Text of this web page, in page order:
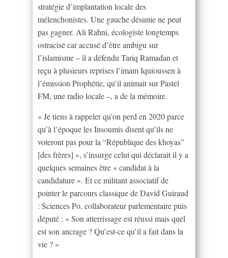
stratégie d’implantation locale des
mélenchonistes. Une gauche désunie ne peut
pas gagner. Ali Rahni, écologiste longtemps
ostracisé car accusé d’être ambigu sur
l’islamisme – il a défendu Tariq Ramadan et
reçu à plusieurs reprises l’imam Iquioussen à
l’émission Prophétie, qu’il animait sur Pastel
FM, une radio locale –, a de la mémoire.
« Je tiens à rappeler qu’on perd en 2020 parce
qu’à l’époque les Insoumis disent qu’ils ne
voteront pas pour la “République des khoyas”
[des frères] », s’insurge celui qui déclarait il y a
quelques semaines être « candidat à la
candidature ». Et ce militant associatif de
pointer le parcours classique de David Guiraud
: Sciences Po, collaborateur parlementaire puis
député : « Son atterrissage est réussi mais quel
est son ancrage ? Qu’est-ce qu’il a fait dans la
vie ? »